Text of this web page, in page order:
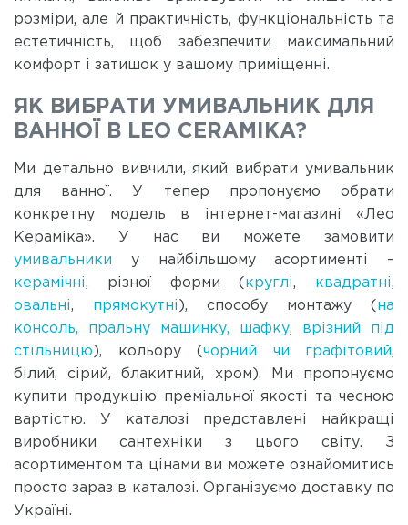
розміри, але й практичність, функціональність та
естетичність, щоб забезпечити максимальний
комфорт і затишок у вашому приміщенні.
ЯК ВИБРАТИ УМИВАЛЬНИК ДЛЯ
ВАННОЇ В LEO CERAMIKA?
Ми детально вивчили, який вибрати умивальник
для ванної. У тепер пропонуємо обрати
конкретну модель в інтернет-магазині «Лео
Кераміка». У нас ви можете замовити
умивальники у найбільшому асортименті –
керамічні, різної форми ( круглі, квадратні,
овальні, прямокутні ), способу монтажу ( на
консоль, пральну машинку, шафку, врізний під
стільницю ), кольору ( чорний чи графітовий,
білий, сірий, блакитний, хром). Ми пропонуємо
купити продукцію преміальної якості та чесною
вартістю. У каталозі представлені найкращі
виробники сантехніки з цього світу. З
асортиментом та цінами ви можете ознайомитись
просто зараз в каталозі. Організуємо доставку по
Україні.